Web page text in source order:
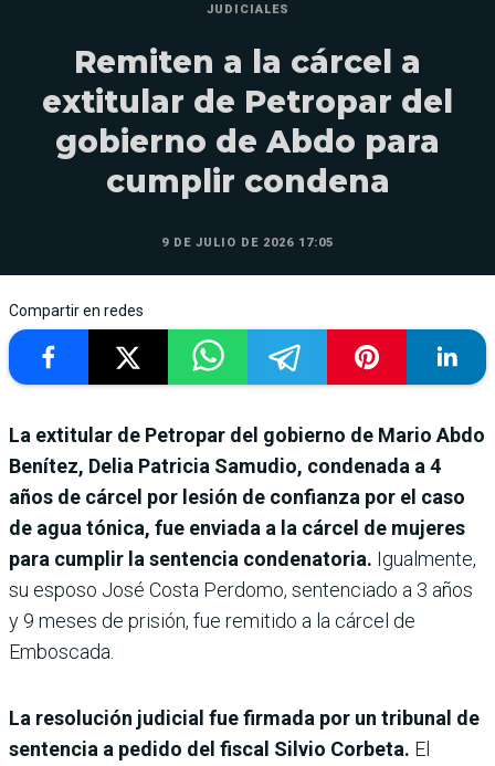
JUDICIALES
Remiten a la cárcel a
extitular de Petropar del
gobierno de Abdo para
cumplir condena
9 DE JULIO DE 2026 17:05
Compartir en redes
La extitular de Petropar del gobierno de Mario Abdo
Benítez, Delia Patricia Samudio, condenada a 4
años de cárcel por lesión de confianza por el caso
de agua tónica, fue enviada a la cárcel de mujeres
para cumplir la sentencia condenatoria. Igualmente,
su esposo José Costa Perdomo, sentenciado a 3 años
y 9 meses de prisión, fue remitido a la cárcel de
Emboscada.
La resolución judicial fue firmada por un tribunal de
sentencia a pedido del fiscal Silvio Corbeta. El